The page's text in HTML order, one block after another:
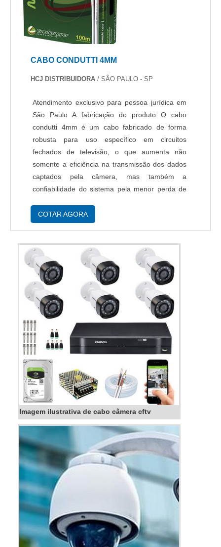
CABO CONDUTTI 4MM
HCJ DISTRIBUIDORA/ SÃO PAULO - SP
Atendimento exclusivo para pessoa jurídica em
São Paulo A fabricação do produto O cabo
condutti 4mm é um cabo fabricado de forma
robusta para uso específico em circuitos
fechados de televisão, o que aumenta não
somente a eficiência na transmissão dos dados
captados pela câmera, mas também a
confiabilidade do sistema pela menor perda de
apresentando longa vida útil. Confira outros
COTAR AGORA
Imagem ilustrativa de cabo câmera cftv